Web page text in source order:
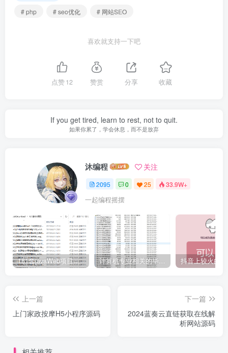
# php
# seo优化 # 网站SEO
喜欢就支持一下吧
点赞12 赞赏 分享 收藏
If you get tired, learn to rest, not to quit.
如果你累了，学会休息，而不是放弃
沐编程 关注
2095 0 25 33.9W+
一起编程摇摆
161套javaWeb项目源码免费分享 计算机专业相关的毕业设计论文合集免费下载
上一篇
上门家政按摩H5小程序源码
下一篇
2024蓝奏云直链获取在线解
析网站源码